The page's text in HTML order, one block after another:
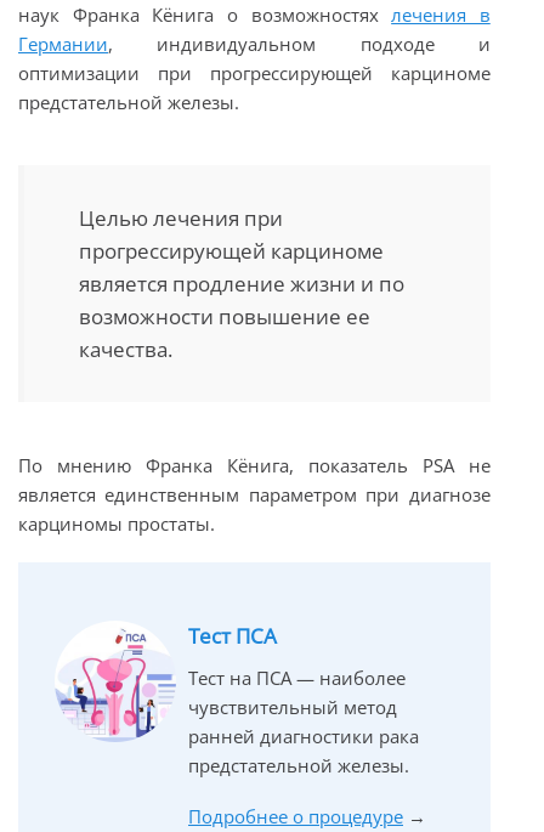
наук Франка Кёнига о возможностях лечения в
Германии, индивидуальном подходе и
оптимизации при прогрессирующей карциноме
предстательной железы.
Целью лечения при
прогрессирующей карциноме
является продление жизни и по
возможности повышение ее
качества.
По мнению Франка Кёнига, показатель PSA не
является единственным параметром при диагнозе
карциномы простаты.
Тест ПСА
Тест на ПСА — наиболее
чувствительный метод
ранней диагностики рака
предстательной железы.
Подробнее о процедуре →